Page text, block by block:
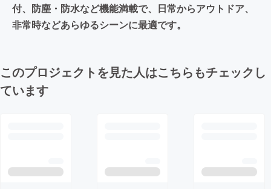
付、防塵・防水など機能満載で、日常からアウトドア、
非常時などあらゆるシーンに最適です。
このプロジェクトを見た人はこちらもチェックし
ています